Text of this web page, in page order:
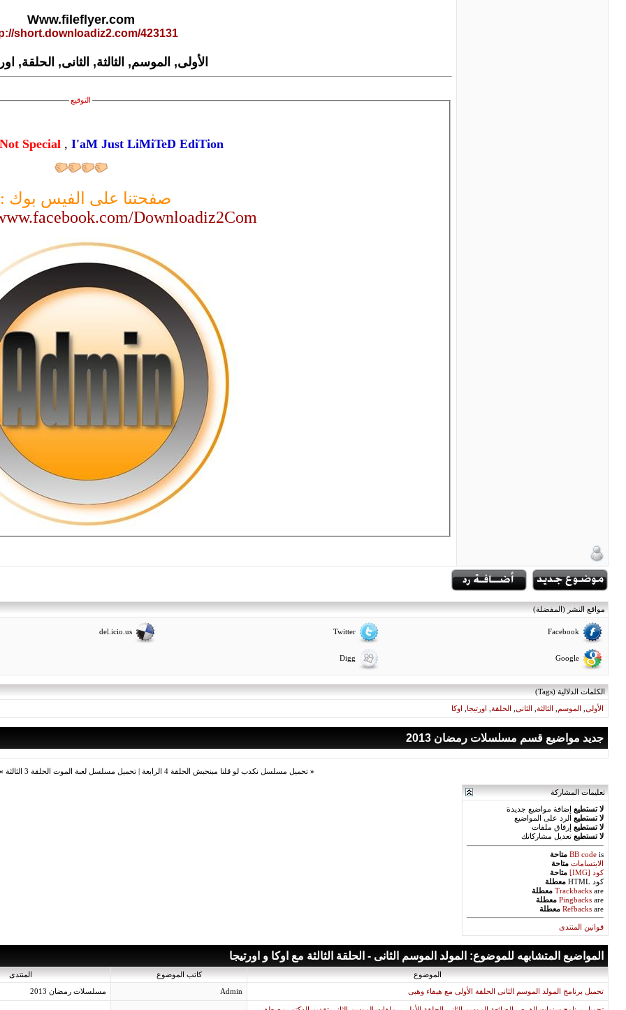
Www.fileflyer.com
short.downloadiz2.com/423131
الأولى, الموسم, الثالثة, الثانى, الحلقة,
التوقيع
Special , I'aM Just LiMiTeD EdiTion
صفحتنا على الفيس بوك
Downloadiz2Com
مواقع النشر (المفضلة)
Facebook
Twitter
del.icio.us
Google
Digg
الكلمات الدلالية (Tags)
الأولى, الموسم, الثالثة, الثانى, الحلقة, اورتيجا, اوكا
جديد مواضيع قسم مسلسلات رمضان 2013
« تحميل مسلسل نكدب لو قلنا مبنحبش الحلقة 4 الرابعة |تحميل مسلسل لعبة الموت الحلقة 3 الثالثة »
تعليمات المشاركة
لا تستطيع إضافة مواضيع جديدة
لا تستطيع الرد على المواضيع
لا تستطيع إرفاق ملفات
لا تستطيع تعديل مشاركاتك
BB code is
متاحة
الابتسامات متاحة
كود [IMG]
متاحة
كود HTML
معطلة
Trackbacks are
معطلة
Pingbacks are
معطلة
Refbacks are معطلة
قوانين المنتدى
المواضيع المتشابهه للموضوع: المولد الموسم الثانى - الحلقة الثالثة مع اوكا و اورتيجا
الموضوع كاتب الموضوع المنتدى
تحميل برنامج المولد الموسم الثانى الحلقة الأولى مع هيفاء وهبى Admin مسلسلات رمضان 2013